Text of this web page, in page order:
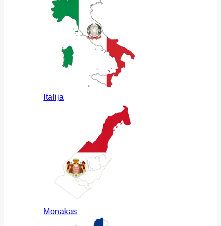
Italija
Monakas